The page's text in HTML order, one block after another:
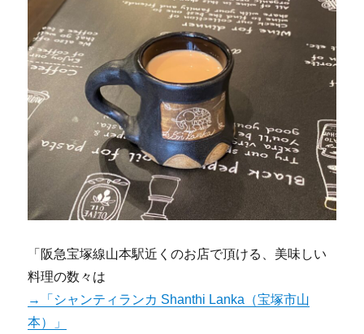
「阪急宝塚線山本駅近くのお店で頂ける、美味しい
料理の数々は
→「シャンティランカ Shanthi Lanka（宝塚市山
本）」